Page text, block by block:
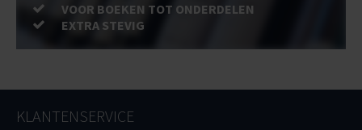
VOOR BOEKEN TOT ONDERDELEN
EXTRA STEVIG
KLANTENSERVICE